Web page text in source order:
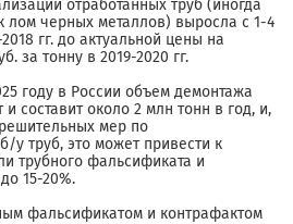
отработанных труб (иногда
лом черных металлов) выросла с 1-4
гг. до актуальной цены на
за тонну в 2019-2020 гг.
году в России объем демонтажа
составит около 2 млн тонн в год, и,
мер по
у труб, это может привести к
трубного фальсификата и
15-20%.
фальсификатом и контрафактом